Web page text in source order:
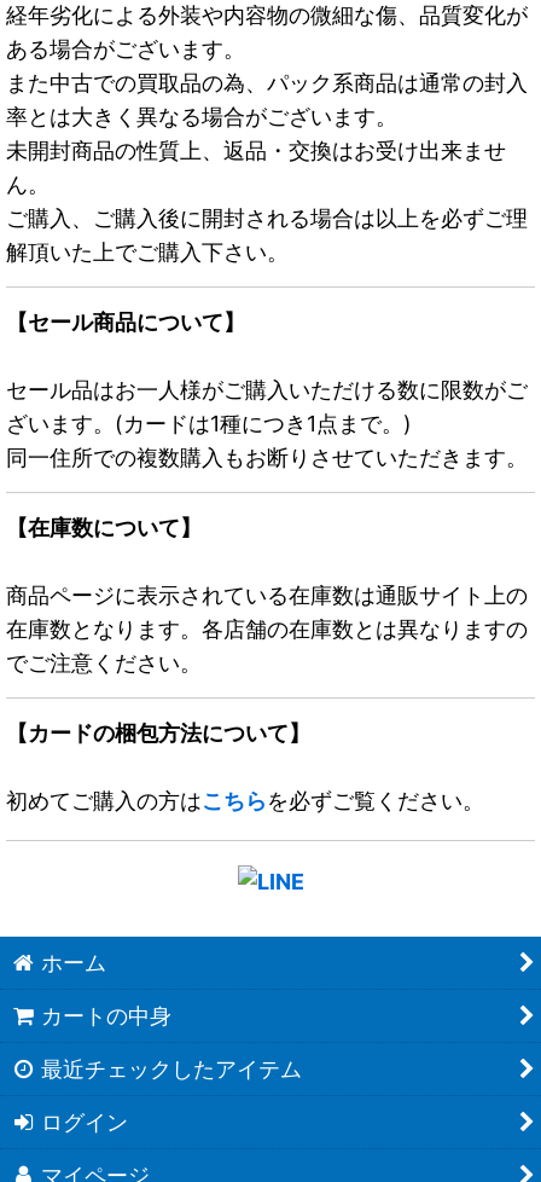
経年劣化による外装や内容物の微細な傷、品質変化が
ある場合がございます。
また中古での買取品の為、パック系商品は通常の封入
率とは大きく異なる場合がございます。
未開封商品の性質上、返品・交換はお受け出来ませ
ん。
ご購入、ご購入後に開封される場合は以上を必ずご理
解頂いた上でご購入下さい。
【セール商品について】
セール品はお一人様がご購入いただける数に限数がご
ざいます。(カードは1種につき1点まで。)
同一住所での複数購入もお断りさせていただきます。
【在庫数について】
商品ページに表示されている在庫数は通販サイト上の
在庫数となります。各店舗の在庫数とは異なりますの
でご注意ください。
【カードの梱包方法について】
初めてご購入の方はこちらを必ずご覧ください。
ホーム
カートの中身
最近チェックしたアイテム
ログイン
マイページ